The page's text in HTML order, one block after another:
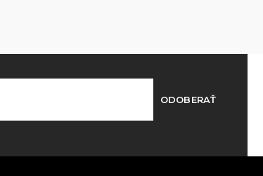
ODOBERAŤ